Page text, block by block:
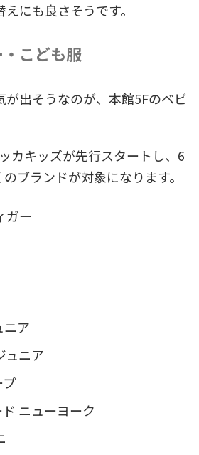
にも良さそうです。
こども服
が出そうなのが、本館5Fのベビ
カキッズが先行スタートし、6
ブランドが対象になります。
ガー
ニア
ュニア
ニューヨーク